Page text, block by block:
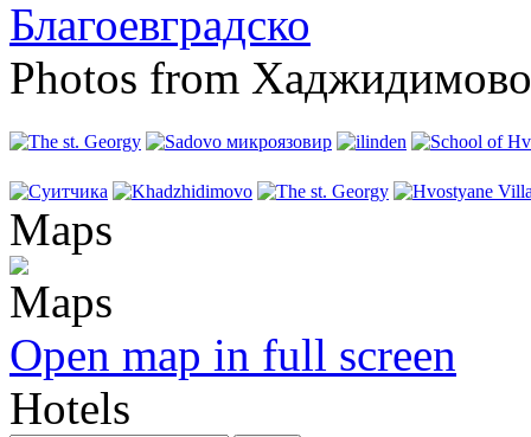
Photos from Хаджидимово
Maps
Open map in full screen
Hotels